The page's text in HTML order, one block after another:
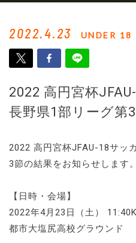
2022.4.23 UNDER 18
2022 高円宮杯
長野県1部リーグ第
2022 高円宮杯JFAU-18サッ
3節の結果をお知らせします。
【日時・会場】
2022年4月23日（土）
都市大塩尻高校グラウンド